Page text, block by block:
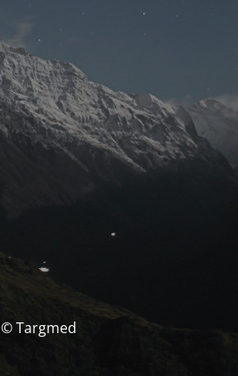
© Targmed